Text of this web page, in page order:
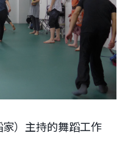
）主持的舞蹈工作